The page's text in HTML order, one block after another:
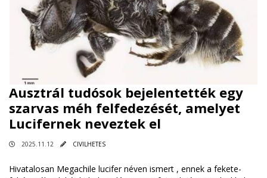
Ausztrál tudósok bejelentették egy
szarvas méh felfedezését, amelyet
Lucifernek neveztek el
2025.11.12 CIVILHETES
Hivatalosan Megachile lucifer néven ismert , ennek a fekete-